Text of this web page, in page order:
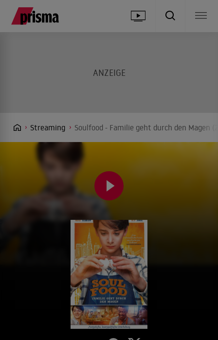
Streaming Soulfood - Familie geht durch den Magen